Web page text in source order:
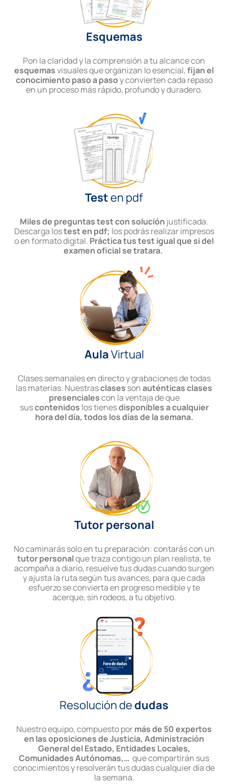
Esquemas
Pon la claridad y la comprensión a tu alcance con
esquemasvisuales que organizan lo esencial,fijan el
conocimiento paso a pasoy convierten cada repaso
en un proceso más rápido, profundo y duradero.
Test en pdf
Miles de preguntas test con solución justificada.
Descarga lostest en pdf; los podrás realizar impresos
o en formato digital. Práctica tus test igual que si del
examen oficial se tratara.
AulaVirtual
Clases semanales en directo y grabaciones de todas
las materias. Nuestrasclases sonauténticas clases
presencialescon la ventaja de que
suscontenidos los tienesdisponibles a cualquier
hora del día, todos los días de la semana.
Tutor personal
No caminarás solo en tu preparación: contarás con un
tutor personalque traza contigo un plan realista, te
acompaña a diario, resuelve tus dudas cuando surgen
y ajusta la ruta según tus avances, para que cada
esfuerzo se convierta en progreso medible y te
acerque, sin rodeos, a tu objetivo.
Resolución de dudas
Nuestro equipo, compuesto pormás de 50 expertos
en las oposiciones de Justicia, Administración
General del Estado, Entidades Locales,
Comunidades Autónomas,… que compartirán sus
conocimientos y resolverán tus dudas cualquier día de
la semana.